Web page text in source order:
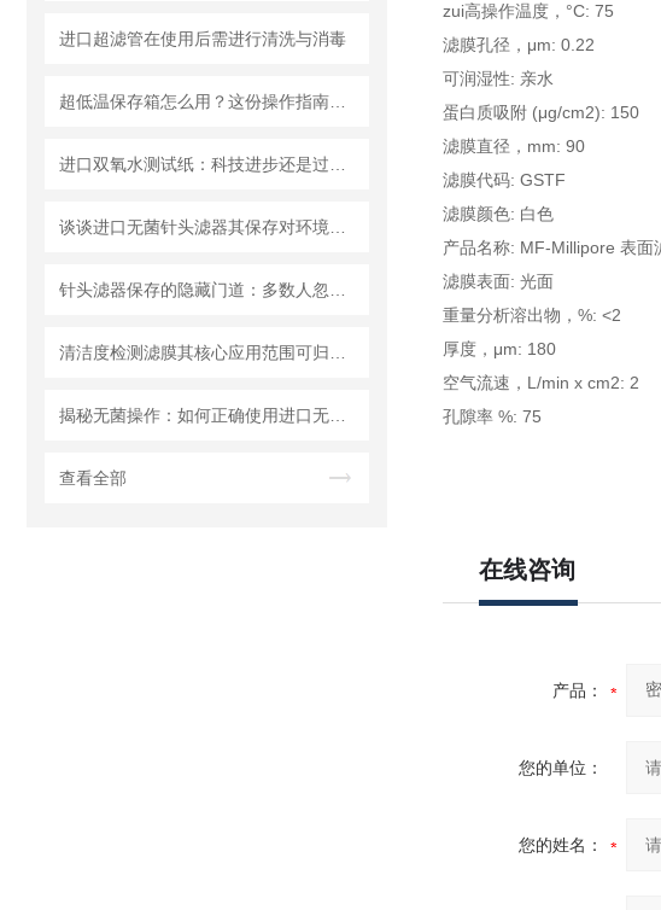
进口超滤管在使用后需进行清洗与消毒
查看全部
zui高操作温度，°C: 75
滤膜孔径，μm: 0.22
可润湿性: 亲水
蛋白质吸附 (μg/cm2): 150
滤膜直径，mm: 90
滤膜代码: GSTF
滤膜颜色: 白色
产品名称: MF-Millipore 表面
滤膜表面: 光面
重量分析溶出物，%: <2
厚度，μm: 180
空气流速，L/min x cm2: 2
孔隙率 %: 75
在线咨询
产品：
您的单位：
您的姓名：